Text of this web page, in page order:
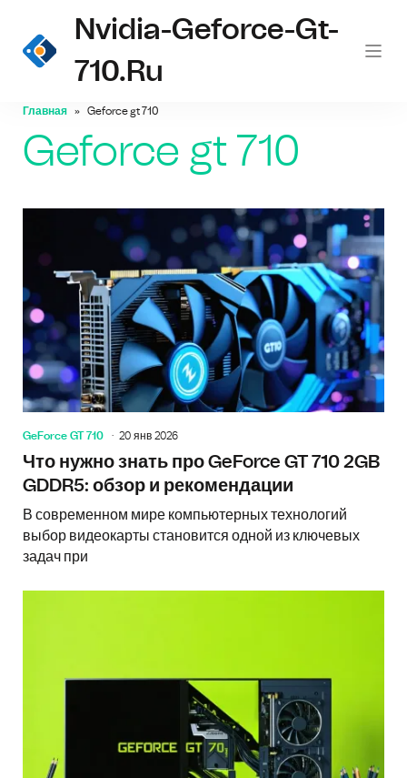
Nvidia-Geforce-Gt-
710.ru
Главная Geforce gt 710
Geforce gt 710
GeForce GT 710 20 янв 2026
Что нужно знать про GeForce GT 710 2GB
GDDR5: обзор и рекомендации
В современном мире компьютерных технологий
выбор видеокарты становится одной из ключевых
задач при